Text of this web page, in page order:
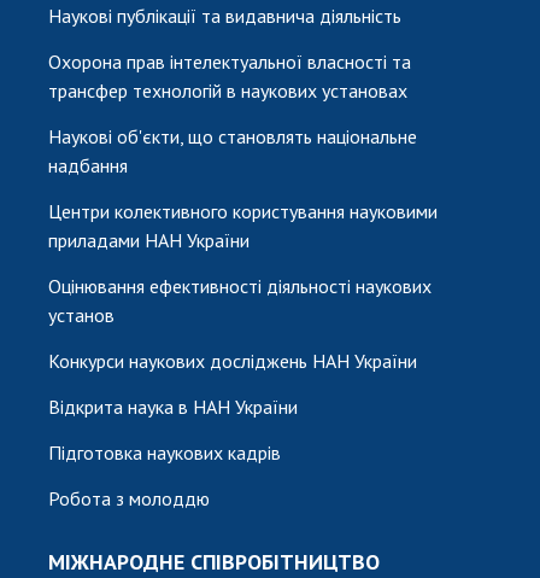
Наукові публікації та видавнича діяльність
Охорона прав інтелектуальної власності та
трансфер технологій в наукових установах
Наукові об'єкти, що становлять національне
надбання
Центри колективного користування науковими
приладами НАН України
Оцінювання ефективності діяльності наукових
установ
Конкурси наукових досліджень НАН України
Відкрита наука в НАН України
Підготовка наукових кадрів
Робота з молоддю
МІЖНАРОДНЕ СПІВРОБІТНИЦТВО